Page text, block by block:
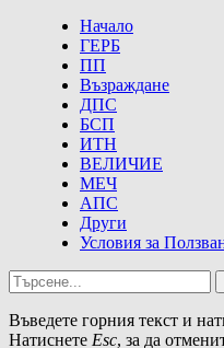
Начало
ГЕРБ
ПП
Възраждане
ДПС
БСП
ИТН
ВЕЛИЧИЕ
МЕЧ
АПС
Други
Условия за
Въведете горния текст и
Натиснете Esc, за да